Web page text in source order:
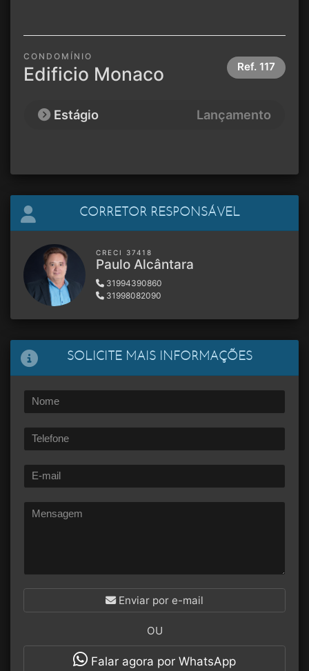
CONDOMÍNIO
Edificio Monaco Ref. 117
Estágio Lançamento
CORRETOR RESPONSÁVEL
CRECI 37418
Paulo Alcântara
31994390860
31998082090
SOLICITE MAIS INFORMAÇÕES
Enviar por e-mail
OU
Falar agora por WhatsApp